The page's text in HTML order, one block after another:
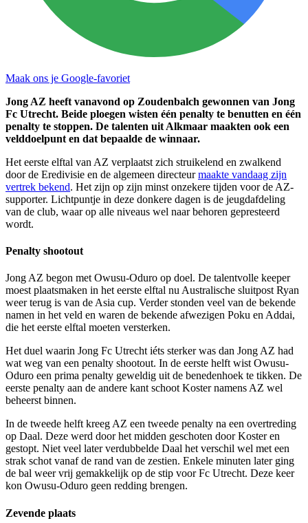
Maak ons je Google-favoriet
Jong AZ heeft vanavond op Zoudenbalch gewonnen van Jong
Fc Utrecht. Beide ploegen wisten één penalty te benutten en één
penalty te stoppen. De talenten uit Alkmaar maakten ook een
velddoelpunt en dat bepaalde de winnaar.
Het eerste elftal van AZ verplaatst zich struikelend en zwalkend
door de Eredivisie en de algemeen directeurmaakte vandaag zijn
vertrek bekend. Het zijn op zijn minst onzekere tijden voor de AZ-
supporter. Lichtpuntje in deze donkere dagen is de jeugdafdeling
van de club, waar op alle niveaus wel naar behoren gepresteerd
wordt.
Penalty shootout
Jong AZ begon met Owusu-Oduro op doel. De talentvolle keeper
moest plaatsmaken in het eerste elftal nu Australische sluitpost Ryan
weer terug is van de Asia cup. Verder stonden veel van de bekende
namen in het veld en waren de bekende afwezigen Poku en Addai,
die het eerste elftal moeten versterken.
Het duel waarin Jong Fc Utrecht iéts sterker was dan Jong AZ had
wat weg van een penalty shootout. In de eerste helft wist Owusu-
Oduro een prima penalty geweldig uit de benedenhoek te tikken. De
eerste penalty aan de andere kant schoot Koster namens AZ wel
beheerst binnen.
In de tweede helft kreeg AZ een tweede penalty na een overtreding
op Daal. Deze werd door het midden geschoten door Koster en
gestopt. Niet veel later verdubbelde Daal het verschil wel met een
strak schot vanaf de rand van de zestien. Enkele minuten later ging
de bal weer vrij gemakkelijk op de stip voor Fc Utrecht. Deze keer
kon Owusu-Oduro geen redding brengen.
Zevende plaats